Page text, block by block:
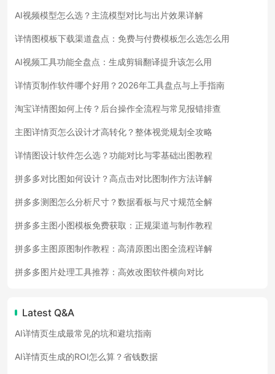
AI视频模型怎么选？主流模型对比与出片效果详解
详情图模板下载渠道盘点：免费与付费模板怎么选怎么用
AI视频工具功能全盘点：生成剪辑翻译提升该怎么用
详情页制作软件哪个好用？2026年工具盘点与上手指南
淘宝详情图如何上传？后台操作全流程与常见报错排查
主图详情页怎么设计才高转化？整体视觉规划全攻略
详情图设计软件怎么选？功能对比与零基础出图教程
拼多多对比图如何设计？高点击对比图制作方法详解
拼多多测图怎么分析尺寸？数据看板与尺寸规范全解
拼多多主图小图模板免费获取：正规渠道与制作教程
拼多多主图原图制作教程：高清原图出图全流程详解
拼多多图片处理工具推荐：高效改图软件横向对比
Latest Q&A
AI详情页生成最常见的坑和避坑指南
AI详情页生成的ROI怎么算？省钱数据